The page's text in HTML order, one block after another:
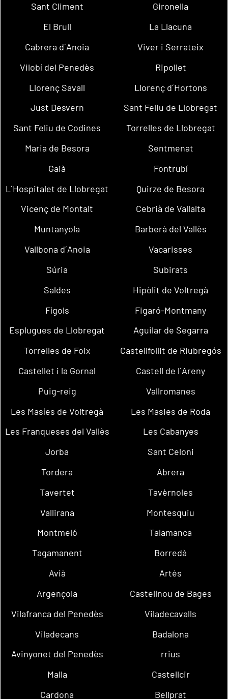
Sant Climent
Gironella
El Brull
La Llacuna
Cabrera d´Anoia
Viver i Serrateix
Vilobí del Penedès
Ripollet
Llorenç Savall
Llorenç d´Hortons
Just Desvern
Sant Feliu de Llobregat
Sant Feliu de Codines
Torrelles de Llobregat
Maria de Besora
Sentmenat
Gaià
Fontrubí
L´Hospitalet de Llobregat
Quirze de Besora
Vicenç de Montalt
Cebrià de Vallalta
Muntanyola
Barberà del Vallès
Vallbona d´Anoia
Vacarisses
Súria
Subirats
Saldes
Hipòlit de Voltregà
Fígols
Figaró-Montmany
Esplugues de Llobregat
Aguilar de Segarra
Torrelles de Foix
Castellfollit de Riubregós
Castellet i la Gornal
Castell de l´Areny
Puig-reig
Vallromanes
Les Masíes de Voltregà
Les Masies de Roda
Les Franqueses del Vallès
Les Cabanyes
Jorba
Sant Celoni
Tordera
Abrera
Tavertet
Tavèrnoles
Vallirana
Montesquiu
Montmeló
Talamanca
Tagamanent
Borredà
Avià
Artés
Argençola
Castellnou de Bages
Vilafranca del Penedès
Viladecavalls
Viladecans
Badalona
Avinyonet del Penedès
rrius
Malla
Castellcir
Cardona
Bellprat